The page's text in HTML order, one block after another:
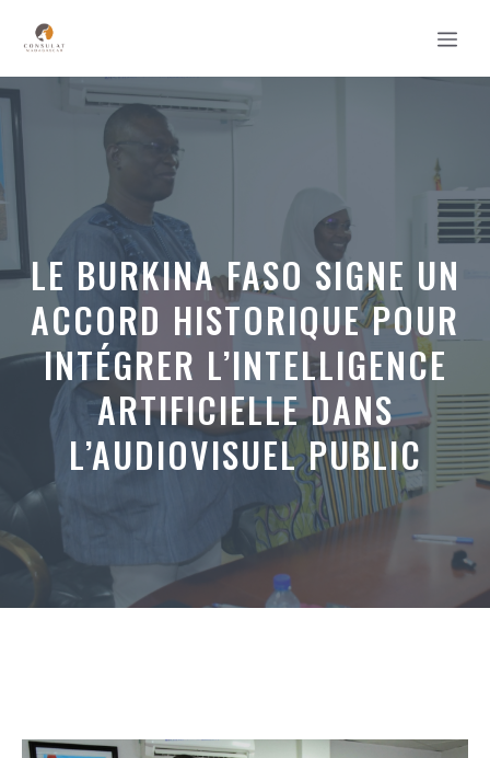
contenu
LE BURKINA FASO SIGNE UN
ACCORD HISTORIQUE POUR
INTÉGRER L’INTELLIGENCE
ARTIFICIELLE DANS
L’AUDIOVISUEL PUBLIC